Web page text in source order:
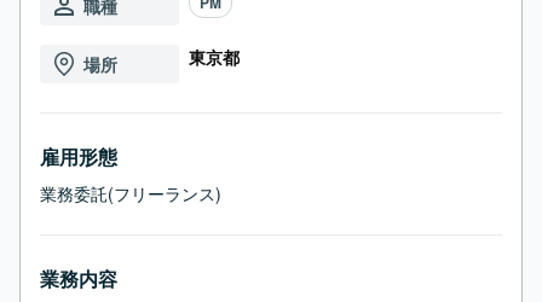
職種
場所 東京都
雇用形態
業務委託(フリーランス)
業務内容